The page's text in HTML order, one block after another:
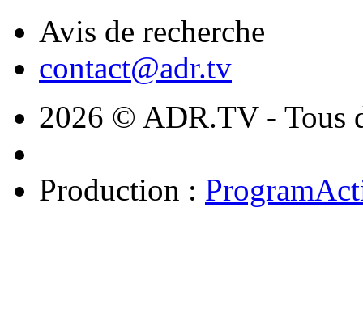
Avis de recherche
contact@adr.tv
2026 © ADR.TV - Tous
Production :